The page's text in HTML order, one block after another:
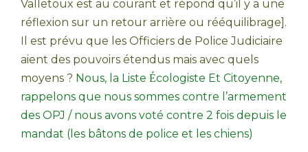
Valletoux est au courant et répond qu’il y a une
réflexion sur un retour arrière ou rééquilibrage].
Il est prévu que les Officiers de Police Judiciaire
aient des pouvoirs étendus mais avec quels
moyens ? Nous, la Liste Écologiste Et Citoyenne,
rappelons que nous sommes contre l’armement
des OPJ / nous avons voté contre 2 fois depuis le
mandat (les bâtons de police et les chiens)